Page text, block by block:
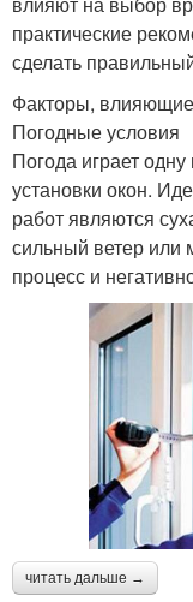
практические
сделать
Факторы,
Погодные условия
Погода играет
установки окон.
работ являются
сильный ветер или
процесс и
читать дальше →